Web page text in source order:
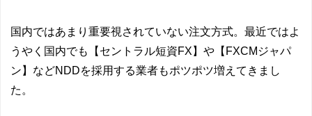
国内ではあまり重要視されていない注文方式。最近ではよ
うやく国内でも【セントラル短資FX】や【FXCMジャパ
ン】などNDDを採用する業者もポツポツ増えてきまし
た。